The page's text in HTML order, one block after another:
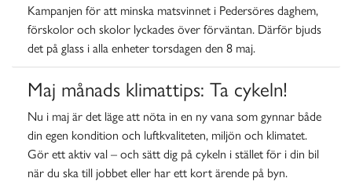
Kampanjen för att minska matsvinnet i Pedersöres daghem,
förskolor och skolor lyckades över förväntan. Därför bjuds
det på glass i alla enheter torsdagen den 8 maj.
Maj månads klimattips: Ta cykeln!
Nu i maj är det läge att nöta in en ny vana som gynnar både
din egen kondition och luftkvaliteten, miljön och klimatet.
Gör ett aktiv val – och sätt dig på cykeln i stället för i din bil
när du ska till jobbet eller har ett kort ärende på byn.